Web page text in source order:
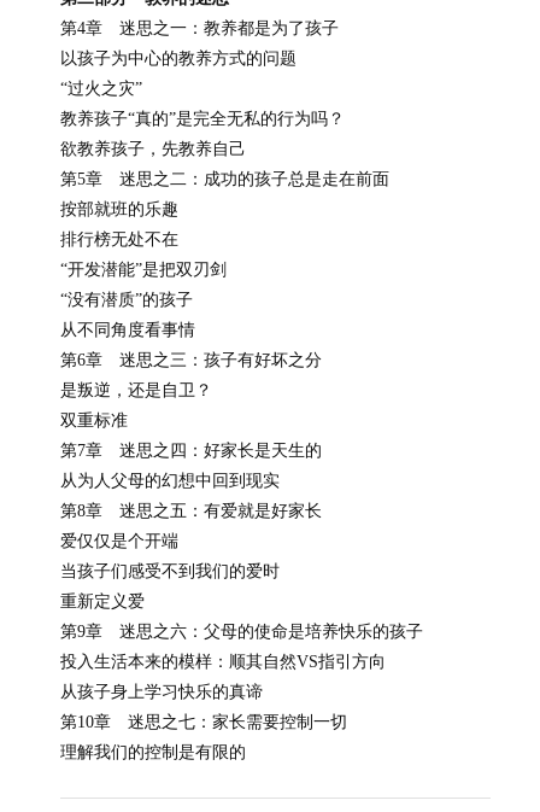
第4章 迷思之一：教养都是为了孩子
以孩子为中心的教养方式的问题
“过火之灾”
教养孩子“真的”是完全无私的行为吗？
欲教养孩子，先教养自己
第5章 迷思之二：成功的孩子总是走在前面
按部就班的乐趣
排行榜无处不在
“开发潜能”是把双刃剑
“没有潜质”的孩子
从不同角度看事情
第6章 迷思之三：孩子有好坏之分
是叛逆，还是自卫？
双重标准
第7章 迷思之四：好家长是天生的
从为人父母的幻想中回到现实
第8章 迷思之五：有爱就是好家长
爱仅仅是个开端
当孩子们感受不到我们的爱时
重新定义爱
第9章 迷思之六：父母的使命是培养快乐的孩子
投入生活本来的模样：顺其自然VS指引方向
从孩子身上学习快乐的真谛
第10章 迷思之七：家长需要控制一切
理解我们的控制是有限的